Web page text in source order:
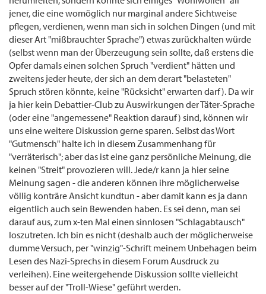
jener, die eine womöglich nur marginal andere Sichtweise
pflegen, verdienen, wenn man sich in solchen Dingen (und mit
dieser Art "mißbrauchter Sprache") etwas zurückhalten würde
(selbst wenn man der Überzeugung sein sollte, daß erstens die
Opfer damals einen solchen Spruch "verdient" hätten und
zweitens jeder heute, der sich an dem derart "belasteten"
Spruch stören könnte, keine "Rücksicht" erwarten darf). Da wir
ja hier kein Debattier-Club zu Auswirkungen der Täter-Sprache
(oder eine "angemessene" Reaktion darauf) sind, können wir
uns eine weitere Diskussion gerne sparen. Selbst das Wort
"Gutmensch" halte ich in diesem Zusammenhang für
"verräterisch"; aber das ist eine ganz persönliche Meinung, die
keinen "Streit" provozieren will. Jede/r kann ja hier seine
Meinung sagen - die anderen können ihre möglicherweise
völlig konträre Ansicht kundtun - aber damit kann es ja dann
eigentlich auch sein Bewenden haben. Es sei denn, man sei
darauf aus, zum x-ten Mal einen sinnlosen "Schlagabtausch"
loszutreten. Ich bin es nicht (deshalb auch der möglicherweise
dumme Versuch, per "winzig"-Schrift meinem Unbehagen beim
Lesen des Nazi-Sprechs in diesem Forum Ausdruck zu
verleihen). Eine weitergehende Diskussion sollte vielleicht
besser auf der "Troll-Wiese" geführt werden.